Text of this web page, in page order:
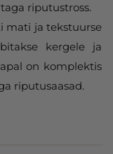
riputustross.
mati ja tekstuurse
kergele ja
on komplektis
riputusaasad.